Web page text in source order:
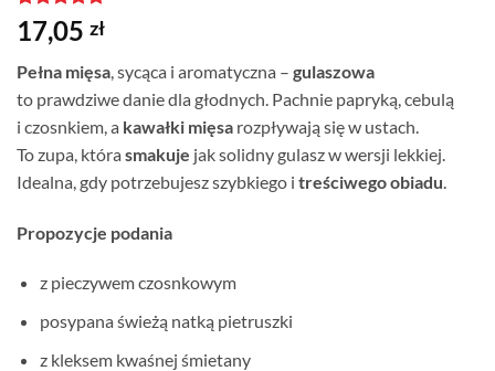
Oceniony5
na 5 na
1
oceny
klienta
17,05 zł
Pełna mięsa, sycąca i aromatyczna – gulaszowa
to prawdziwe danie dla głodnych. Pachnie papryką, cebulą
i czosnkiem, a kawałki mięsa rozpływają się w ustach.
To zupa, która smakuje jak solidny gulasz w wersji lekkiej.
Idealna, gdy potrzebujesz szybkiego i treściwego obiadu.
Propozycje podania
z pieczywem czosnkowym
posypana świeżą natką pietruszki
z kleksem kwaśnej śmietany